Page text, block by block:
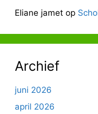
Eliane jamet op
Archief
juni 2026
april 2026